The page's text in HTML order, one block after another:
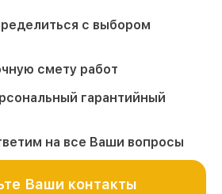
с выбором
смету работ
гарантийный
на все Ваши вопросы
Ваши контакты